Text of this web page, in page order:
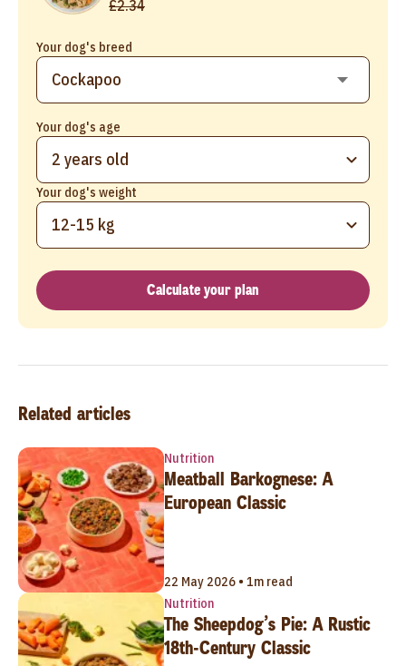
Your dog's breed
Your dog's age
2 years old
Your dog's weight
12-15 kg
£2.34
Calculate your plan
Related articles
Nutrition
Meatball Barkognese: A
European Classic
22 May 2026 • 1m read
Nutrition
The Sheepdog’s Pie: A Rustic
18th-Century Classic